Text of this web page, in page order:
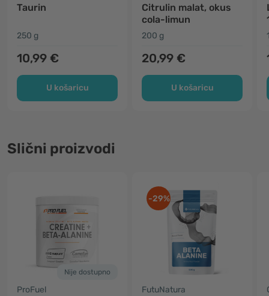
Taurin
250 g
10,99 €
U košaricu
Citrulin malat, okus
cola-limun
200 g
20,99 €
U košaricu
Slični proizvodi
Nije dostupno
ProFuel
-29%
FutuNatura